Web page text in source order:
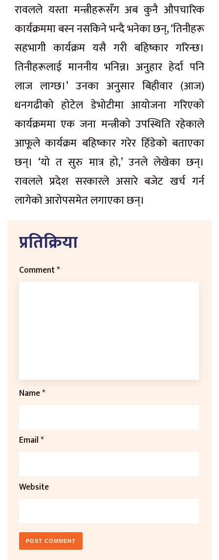
रावलले यस्ता मन्त्रीहरूसँग अब कुनै औपचारिक
कार्यक्रममा बस्न नसकिने भन्दै भनेका छन्, ‘तिनीहरू
सहभागी कार्यक्रम यसै गरी बहिष्कार गरिन्छ।
तिनीहरूलाई माननीय भनिन्न। अनुहार हेर्दा पनि
लाज लाग्छ।’ उनका अनुसार बिहीवार (आज)
धनगढीको होटेल डेभोटीमा आयोजना गरिएको
कार्यक्रममा एक जना मन्त्रीको उपस्थिति रहेकाले
आफूले कार्यक्रम बहिष्कार गरेर हिँडेको बताएका
छन्। ‘यो त सुरु मात्र हो,’ उनले लेखेका छन्।
रावलले प्रदेश सरकारले असारे बजेट खर्च गर्न
लागेको आरोपसमेत लगाएका छन्।
प्रतिक्रिया
Comment*
Name*
Email*
Website